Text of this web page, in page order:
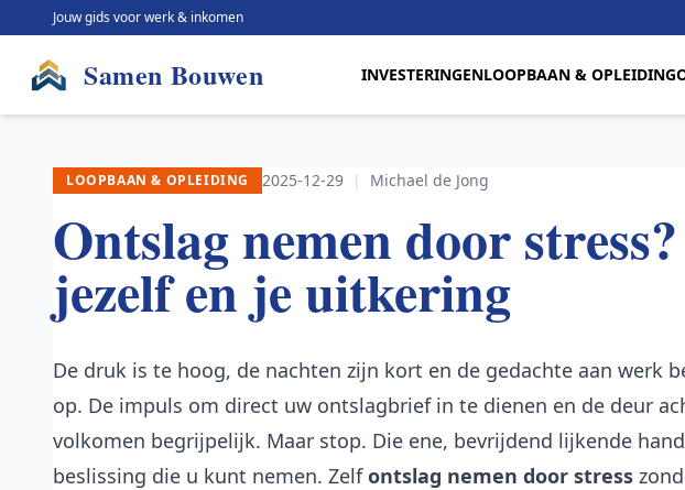
Jouw gids voor werk & inkomen
Samen Bouwen INVESTERINGENLOOPBAAN & OPLEIDING
LOOPBAAN & OPLEIDING 2025-12-29 | Michael de Jong
Ontslag nemen door
jezelf en je uitkering
De druk is te hoog, de nachten zijn kort en de gedachte aan werk
op. De impuls om direct uw ontslagbrief in te dienen en de deur
volkomen begrijpelijk. Maar stop. Die ene, bevrijdend lijkende
beslissing die u kunt nemen. Zelfontslag nemen door stress